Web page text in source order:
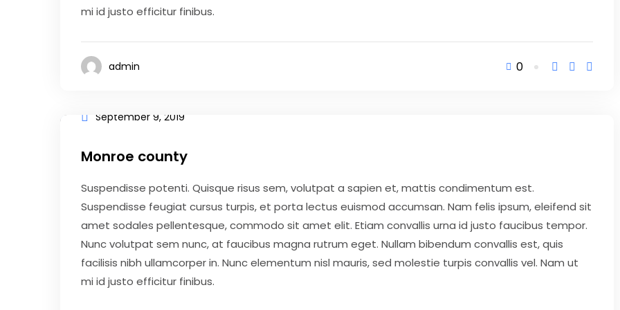
mi id justo efficitur finibus.
admin 0
September 9, 2019
Monroe county
Suspendisse potenti. Quisque risus sem, volutpat a sapien et, mattis condimentum est.
Suspendisse feugiat cursus turpis, et porta lectus euismod accumsan. Nam felis ipsum, eleifend sit
amet sodales pellentesque, commodo sit amet elit. Etiam convallis urna id justo faucibus tempor.
Nunc volutpat sem nunc, at faucibus magna rutrum eget. Nullam bibendum convallis est, quis
facilisis nibh ullamcorper in. Nunc elementum nisl mauris, sed molestie turpis convallis vel. Nam ut
mi id justo efficitur finibus.